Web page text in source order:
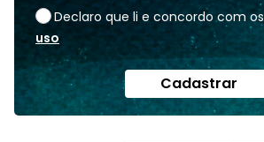
Declaro que li e concordo com os
uso
Cadastrar